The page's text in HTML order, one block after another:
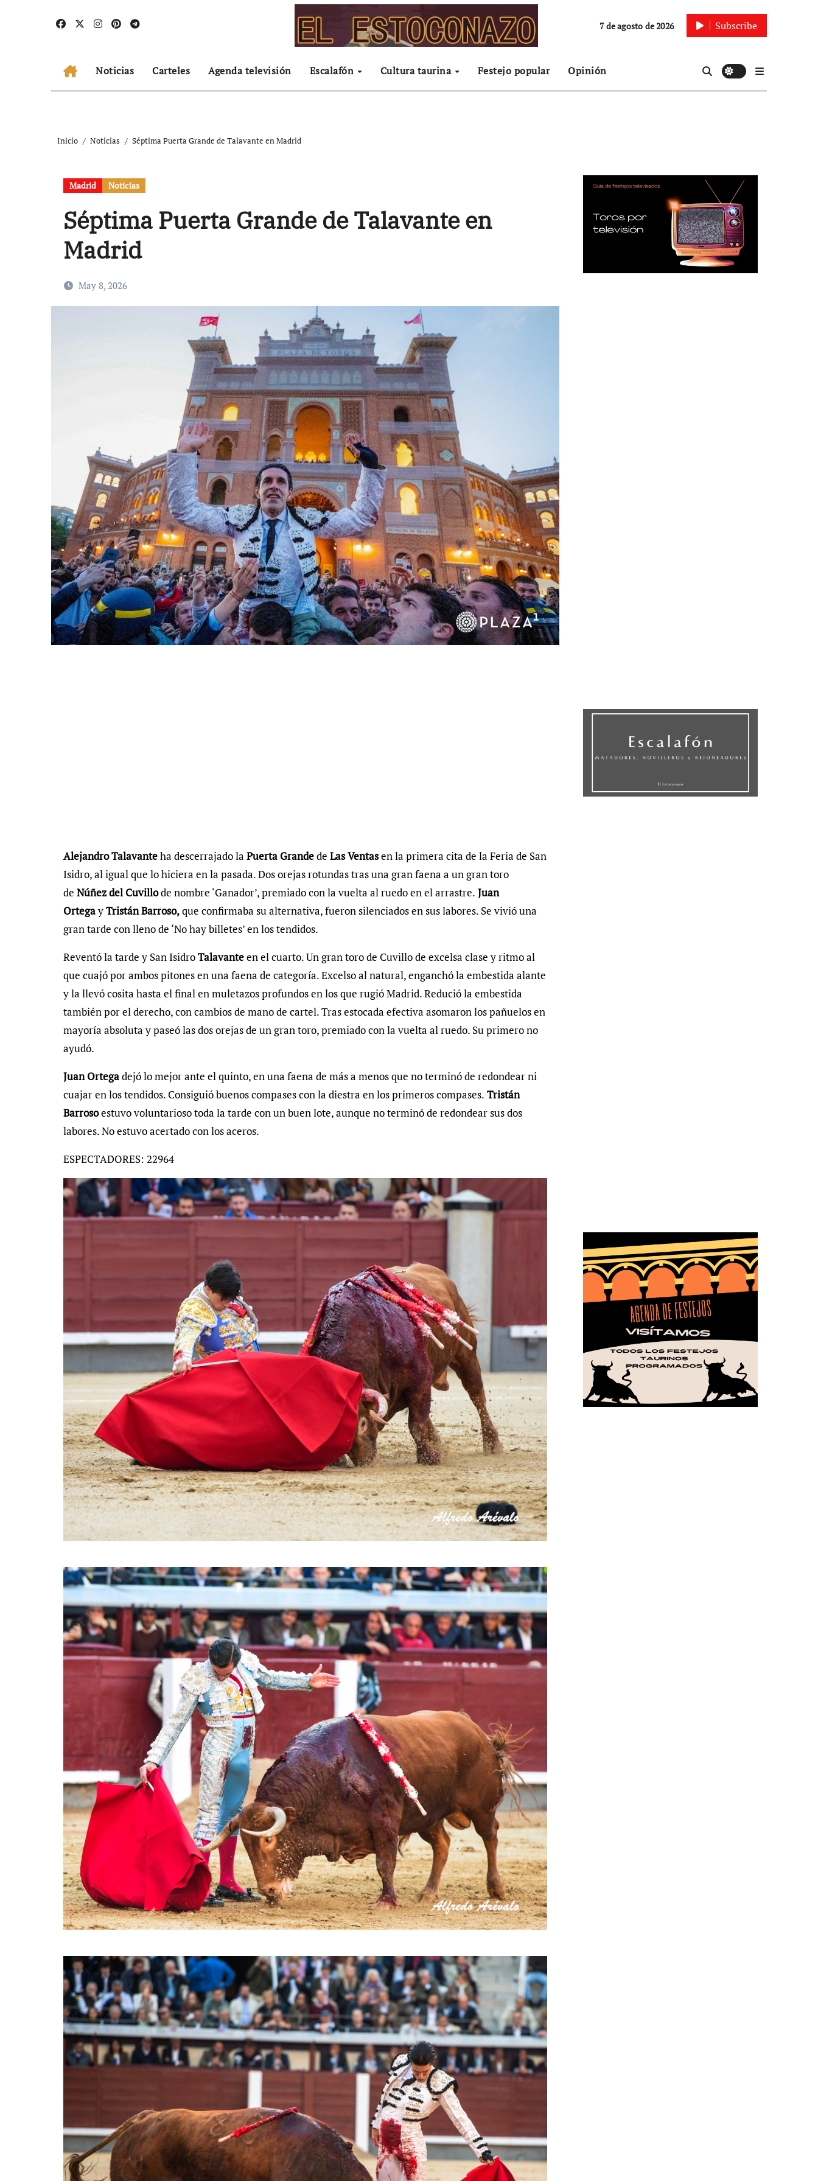
7 de agosto de 2026 Subscribe
Noticias Carteles Agenda televisión Escalafón Cultura taurina Festejo popular Opinión
Inicio Noticias Séptima Puerta Grande de Talavante en Madrid
Madrid Noticias
Séptima Puerta Grande de Talavante en
Madrid
May 8, 2026
Alejandro Talavanteha descerrajado la Puerta Grandede Las Ventasen la primera cita de la Feria de San
Isidro, al igual que lo hiciera en la pasada. Dos orejas rotundas tras una gran faena a un gran toro
de Núñez del Cuvillode nombre ‘Ganador’, premiado con la vuelta al ruedo en el arrastre. Juan
OrtegayTristán Barroso,que confirmaba su alternativa, fueron silenciados en sus labores. Se vivió una
gran tarde con lleno de ‘No hay billetes’ en los tendidos.
Reventó la tarde y San IsidroTalavanteen el cuarto. Un gran toro de Cuvillo de excelsa clase y ritmo al
que cuajó por ambos pitones en una faena de categoría. Excelso al natural, enganchó la embestida alante
y la llevó cosita hasta el final en muletazos profundos en los que rugió Madrid. Redució la embestida
también por el derecho, con cambios de mano de cartel. Tras estocada efectiva asomaron los pañuelos en
mayoría absoluta y paseó las dos orejas de un gran toro, premiado con la vuelta al ruedo. Su primero no
ayudó.
Juan Ortegadejó lo mejor ante el quinto, en una faena de más a menos que no terminó de redondear ni
cuajar en los tendidos. Consiguió buenos compases con la diestra en los primeros compases. Tristán
Barrosoestuvo voluntarioso toda la tarde con un buen lote, aunque no terminó de redondear sus dos
labores. No estuvo acertado con los aceros.
ESPECTADORES: 22964